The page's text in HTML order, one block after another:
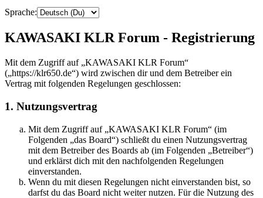
Sprache:
KAWASAKI KLR Forum - Registrierung
Mit dem Zugriff auf „KAWASAKI KLR Forum“
(„https://klr650.de“) wird zwischen dir und dem Betreiber ein
Vertrag mit folgenden Regelungen geschlossen:
1. Nutzungsvertrag
Mit dem Zugriff auf „KAWASAKI KLR Forum“ (im
Folgenden „das Board“) schließt du einen Nutzungsvertrag
mit dem Betreiber des Boards ab (im Folgenden „Betreiber“)
und erklärst dich mit den nachfolgenden Regelungen
einverstanden.
Wenn du mit diesen Regelungen nicht einverstanden bist, so
darfst du das Board nicht weiter nutzen. Für die Nutzung des